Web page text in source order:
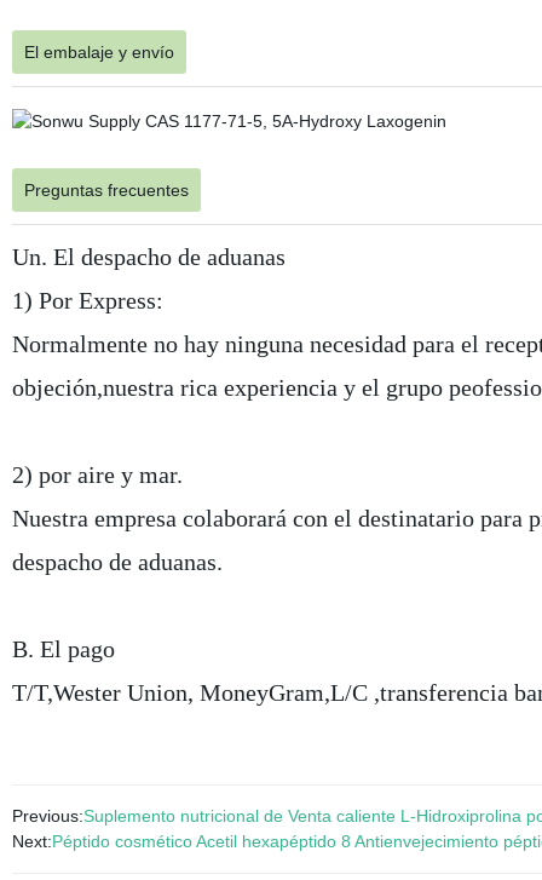
El embalaje y envío
Preguntas frecuentes
Un. El despacho de aduanas
1) Por Express:
Normalmente no hay ninguna necesidad para el
objeción,nuestra rica experiencia y el grupo
2) por aire y mar.
Nuestra empresa colaborará con el destinatario
despacho de aduanas.
B. El pago
T/T,Wester Union, MoneyGram,L/C ,transferencia
Previous:Suplemento nutricional de Venta caliente L-Hidroxiprolina
Next:Péptido cosmético Acetil hexapéptido 8 Antienvejecimiento